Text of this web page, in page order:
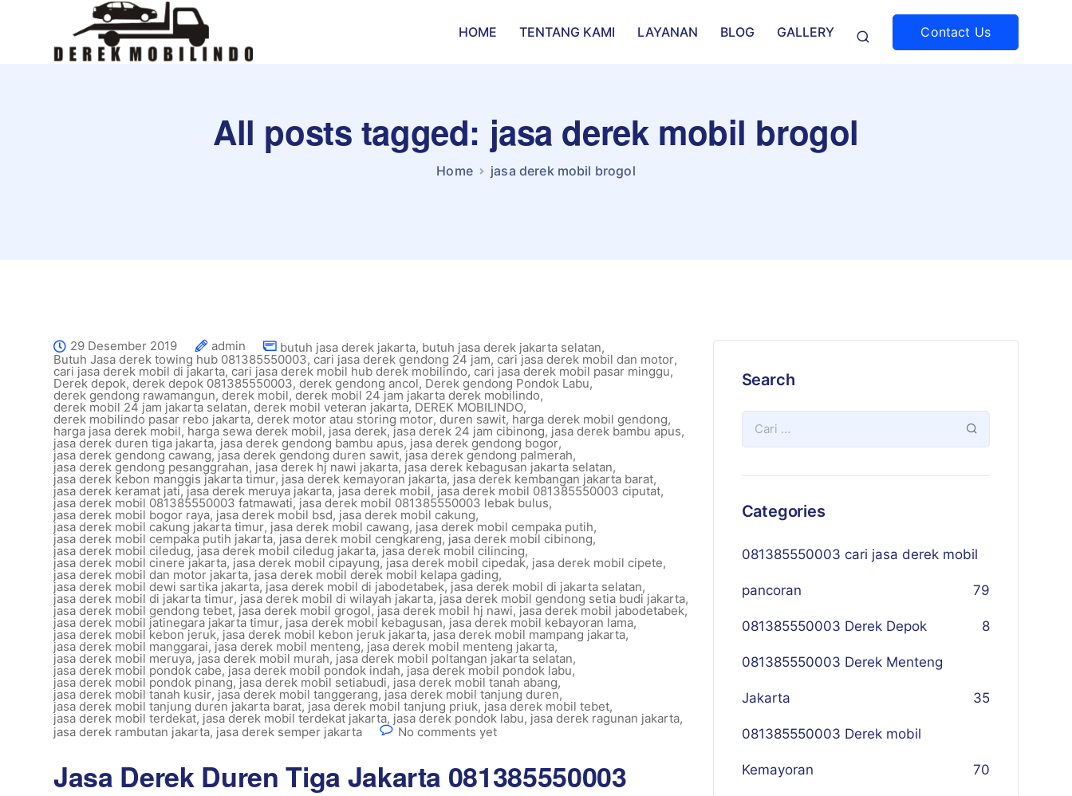
HOME TENTANG KAMI LAYANAN BLOG GALLERY Contact Us
All posts tagged: jasa derek mobil brogol
Home jasa derek mobil brogol
29 Desember 2019 admin butuh jasa derek jakarta, butuh jasa derek jakarta selatan,
Butuh Jasa derek towing hub 081385550003, cari jasa derek gendong 24 jam, cari jasa derek mobil dan motor,
cari jasa derek mobil di jakarta, cari jasa derek mobil hub derek mobilindo,cari jasa derek mobil pasar minggu,
Derek depok, derek depok 081385550003, derek gendong ancol, Derek gendong Pondok Labu,
derek gendong rawamangun, derek mobil,derek mobil 24 jam jakarta derek mobilindo,
derek mobil 24 jam jakarta selatan, derek mobil veteran jakarta, DEREK MOBILINDO,
derek mobilindo pasar rebo jakarta, derek motor atau storing motor, duren sawit, harga derek mobil gendong,
harga jasa derek mobil, harga sewa derek mobil, jasa derek,jasa derek 24 jam cibinong, jasa derek bambu apus,
jasa derek duren tiga jakarta, jasa derek gendong bambu apus, jasa derek gendong bogor,
jasa derek gendong cawang, jasa derek gendong duren sawit,jasa derek gendong palmerah,
jasa derek gendong pesanggrahan, jasa derek hj nawi jakarta, jasa derek kebagusan jakarta selatan,
jasa derek kebon manggis jakarta timur, jasa derek kemayoran jakarta, jasa derek kembangan jakarta barat,
jasa derek keramat jati,jasa derek meruya jakarta, jasa derek mobil, jasa derek mobil 081385550003 ciputat,
jasa derek mobil 081385550003 fatmawati, jasa derek mobil 081385550003 lebak bulus,
jasa derek mobil bogor raya, jasa derek mobil bsd, jasa derek mobil cakung,
jasa derek mobil cakung jakarta timur, jasa derek mobil cawang, jasa derek mobil cempaka putih,
jasa derek mobil cempaka putih jakarta, jasa derek mobil cengkareng, jasa derek mobil cibinong,
jasa derek mobil ciledug, jasa derek mobil ciledug jakarta, jasa derek mobil cilincing,
jasa derek mobil cinere jakarta, jasa derek mobil cipayung, jasa derek mobil cipedak, jasa derek mobil cipete,
jasa derek mobil dan motor jakarta, jasa derek mobil derek mobil kelapa gading,
jasa derek mobil dewi sartika jakarta, jasa derek mobil di jabodetabek, jasa derek mobil di jakarta selatan,
jasa derek mobil di jakarta timur, jasa derek mobil di wilayah jakarta, jasa derek mobil gendong setia budi jakarta,
jasa derek mobil gendong tebet, jasa derek mobil grogol, jasa derek mobil hj nawi, jasa derek mobil jabodetabek,
jasa derek mobil jatinegara jakarta timur, jasa derek mobil kebagusan, jasa derek mobil kebayoran lama,
jasa derek mobil kebon jeruk, jasa derek mobil kebon jeruk jakarta, jasa derek mobil mampang jakarta,
jasa derek mobil manggarai, jasa derek mobil menteng, jasa derek mobil menteng jakarta,
jasa derek mobil meruya, jasa derek mobil murah, jasa derek mobil poltangan jakarta selatan,
jasa derek mobil pondok cabe, jasa derek mobil pondok indah, jasa derek mobil pondok labu,
jasa derek mobil pondok pinang, jasa derek mobil setiabudi, jasa derek mobil tanah abang,
jasa derek mobil tanah kusir, jasa derek mobil tanggerang, jasa derek mobil tanjung duren,
jasa derek mobil tanjung duren jakarta barat, jasa derek mobil tanjung priuk, jasa derek mobil tebet,
jasa derek mobil terdekat, jasa derek mobil terdekat jakarta, jasa derek pondok labu, jasa derek ragunan jakarta,
jasa derek rambutan jakarta, jasa derek semper jakarta No comments yet
Jasa Derek Duren Tiga Jakarta 081385550003
Search
Categories
081385550003 cari jasa derek mobil
pancoran 79
081385550003 Derek Depok 8
081385550003 Derek Menteng
Jakarta 35
081385550003 Derek mobil
Kemayoran 70